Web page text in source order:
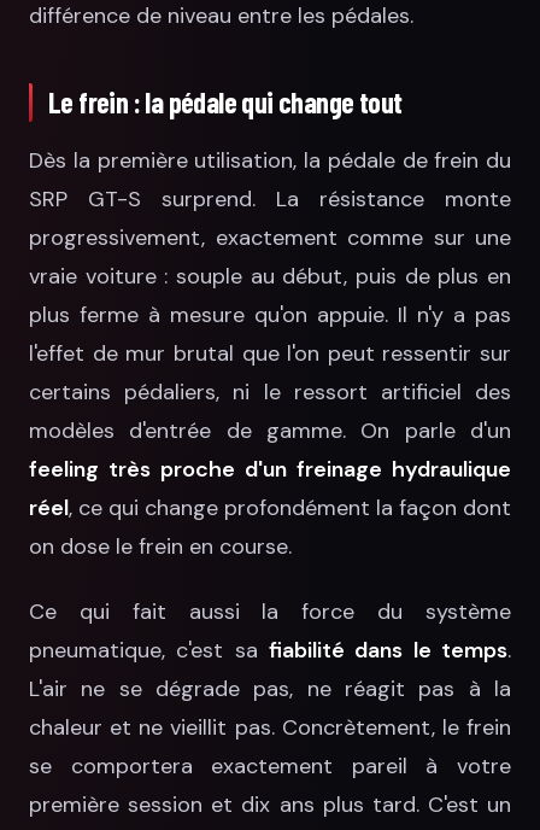
différence de niveau entre les pédales.
Le frein : la pédale qui change tout
Dès la première utilisation, la pédale de frein du
SRP GT-S surprend. La résistance monte
progressivement, exactement comme sur une
vraie voiture : souple au début, puis de plus en
plus ferme à mesure qu'on appuie. Il n'y a pas
l'effet de mur brutal que l'on peut ressentir sur
certains pédaliers, ni le ressort artificiel des
modèles d'entrée de gamme. On parle d'un
feeling très proche d'un freinage hydraulique
réel, ce qui change profondément la façon dont
on dose le frein en course.
Ce qui fait aussi la force du système
pneumatique, c'est sa fiabilité dans le temps.
L'air ne se dégrade pas, ne réagit pas à la
chaleur et ne vieillit pas. Concrètement, le frein
se comportera exactement pareil à votre
première session et dix ans plus tard. C'est un